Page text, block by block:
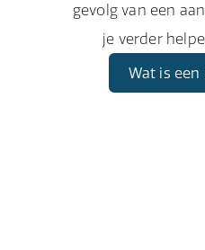
gevolg van een
je verder
Wat is